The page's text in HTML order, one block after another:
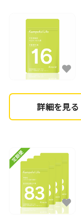
詳細を見る